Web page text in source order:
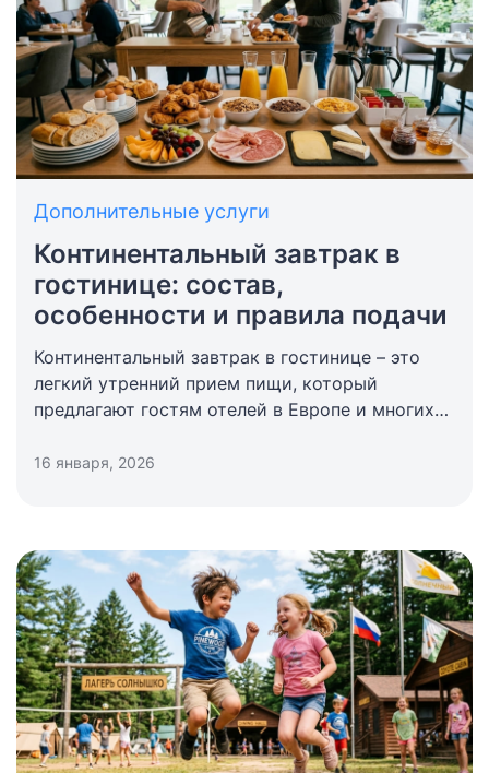
Дополнительные услуги
Континентальный завтрак в
гостинице: состав,
особенности и правила подачи
Континентальный завтрак в гостинице – это
легкий утренний прием пищи, который
предлагают гостям отелей в Европе и многих
словами, что значит континентальный завтрак,
16 января, 2026